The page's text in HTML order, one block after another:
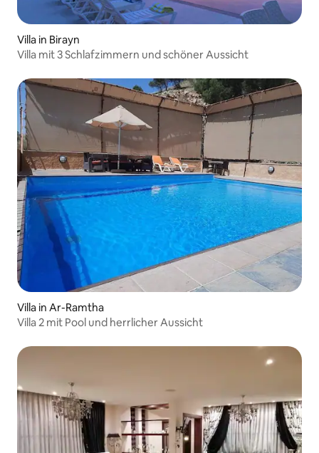
Villa in Birayn
Villa mit 3 Schlafzimmern und schöner Aussicht
Villa in Ar-Ramtha
Villa 2 mit Pool und herrlicher Aussicht